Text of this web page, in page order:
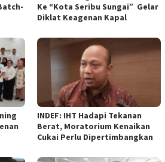
Ke “Kota Seribu Sungai” Gelar
Diklat Keagenan Kapal
INDEF: IHT Hadapi Tekanan
Berat, Moratorium Kenaikan
Cukai Perlu Dipertimbangkan